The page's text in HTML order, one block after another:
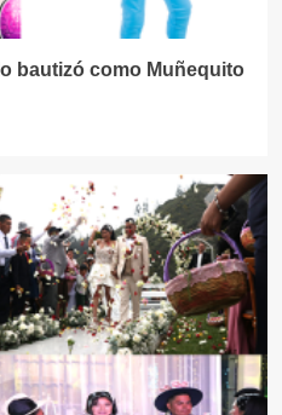
bautizó como Muñequito